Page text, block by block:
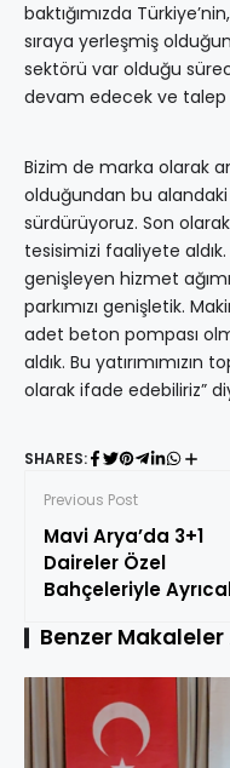
baktığımızda
sıraya yerleşmiş
sektörü var olduğu
devam edecek ve talep
Bizim de marka olarak
olduğundan bu alandaki
sürdürüyoruz. Son
tesisimizi faaliyete
genişleyen hizmet
parkımızı genişletik.
adet beton pompası
aldık. Bu
olarak ifade edebiliriz”
SHARES:
Previous Post
Mavi Arya’da 3+1
Daireler Özel
Bahçeleriyle
Benzer Makaleler